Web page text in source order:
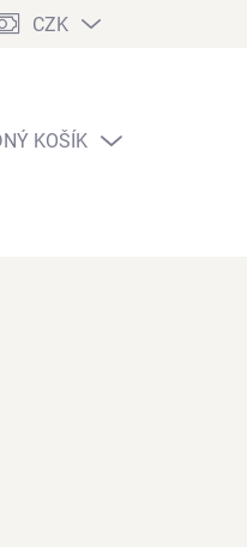
CZK
NÁKUPNÍ
KOŠÍK